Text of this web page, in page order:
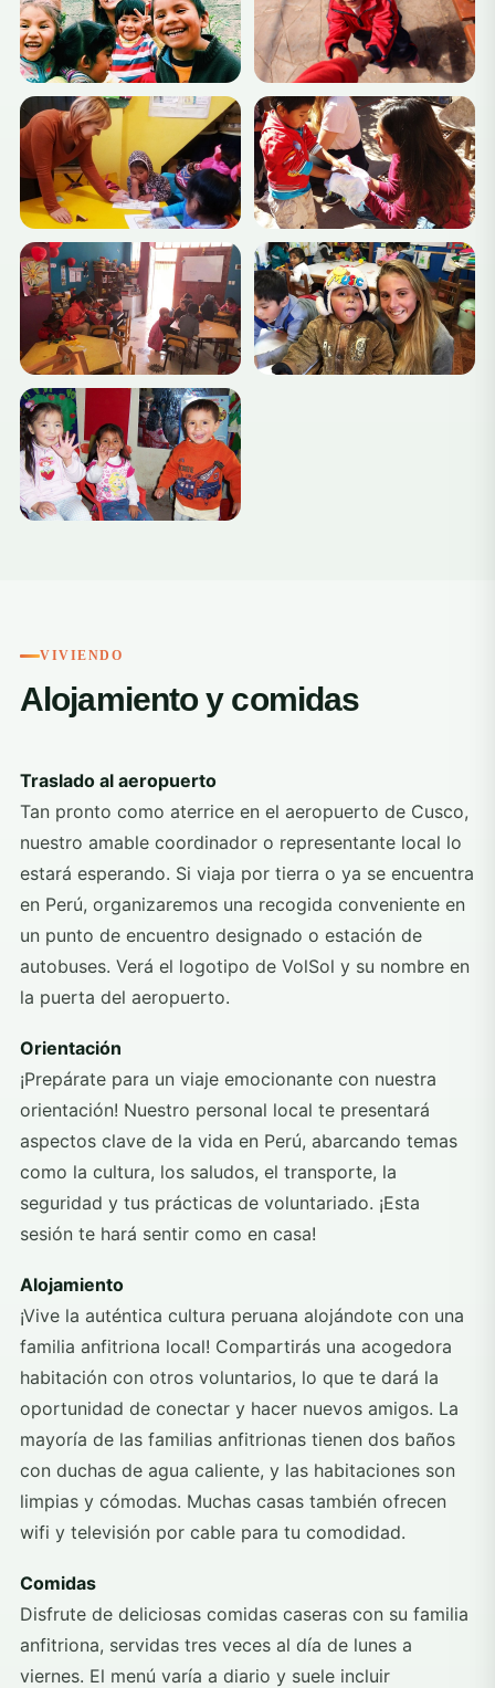
VIVIENDO
Alojamiento y comidas
Traslado al aeropuerto
Tan pronto como aterrice en el aeropuerto de Cusco,
nuestro amable coordinador o representante local lo
estará esperando. Si viaja por tierra o ya se encuentra
en Perú, organizaremos una recogida conveniente en
un punto de encuentro designado o estación de
autobuses. Verá el logotipo de VolSol y su nombre en
la puerta del aeropuerto.
Orientación
¡Prepárate para un viaje emocionante con nuestra
orientación! Nuestro personal local te presentará
aspectos clave de la vida en Perú, abarcando temas
como la cultura, los saludos, el transporte, la
seguridad y tus prácticas de voluntariado. ¡Esta
sesión te hará sentir como en casa!
Alojamiento
¡Vive la auténtica cultura peruana alojándote con una
familia anfitriona local! Compartirás una acogedora
habitación con otros voluntarios, lo que te dará la
oportunidad de conectar y hacer nuevos amigos. La
mayoría de las familias anfitrionas tienen dos baños
con duchas de agua caliente, y las habitaciones son
limpias y cómodas. Muchas casas también ofrecen
wifi y televisión por cable para tu comodidad.
Comidas
Disfrute de deliciosas comidas caseras con su familia
anfitriona, servidas tres veces al día de lunes a
viernes. El menú varía a diario y suele incluir